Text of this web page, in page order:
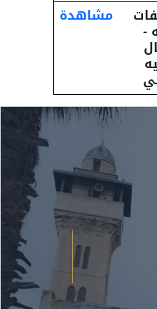
مشاهدة